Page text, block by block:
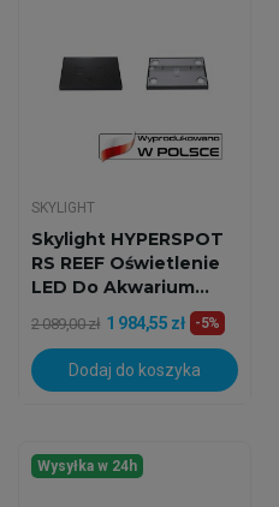
SKYLIGHT
Skylight HYPERSPOT
RS REEF Oświetlenie
LED Do Akwarium...
2 089,00 zł 1 984,55 zł -5%
Dodaj do koszyka
Wysyłka w 24h